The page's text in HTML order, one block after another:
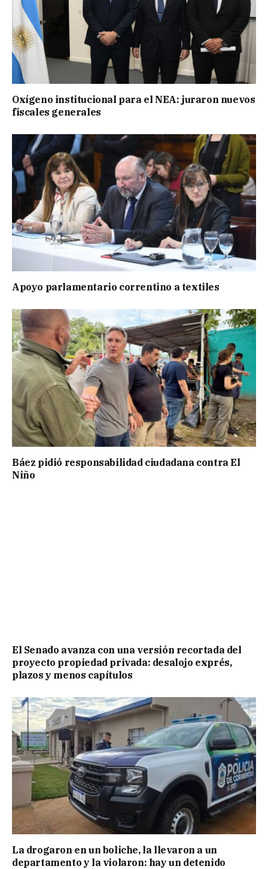
Oxígeno institucional para el NEA: juraron nuevos
fiscales generales
Apoyo parlamentario correntino a textiles
Báez pidió responsabilidad ciudadana contra El
Niño
El Senado avanza con una versión recortada del
proyecto propiedad privada: desalojo exprés,
plazos y menos capítulos
La drogaron en un boliche, la llevaron a un
departamento y la violaron: hay un detenido